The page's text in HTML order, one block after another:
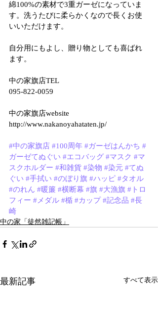
綿100%の素材で3重ガーゼになっていま
す。洗うたびに柔らかくなので長くお使
いいただけます。
自分用にもよし、贈り物としても喜ばれ
ます。
中の家旗店TEL
095-822-0059
中の家旗店website
http://www.nakanoyahataten.jp/
#中の家旗店 #100周年 #ガーゼはんかち #
ガーゼてぬぐい #エコバッグ #マスク #マ
スクホルダー #和雑貨 #染物 #染元 #てぬ
ぐい #手拭い #のぼり旗 #ハッピ #タオル
#のれん #暖簾 #横断幕 #旗 #大漁旗 #トロ
フィー #メダル #楯 #カップ #記念品 #長
崎
中の家「徒然雑記帳」
最新記事 すべて表示